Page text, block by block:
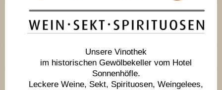
Unsere Vinothek
im historischen Gewölbekeller vom Hotel
Sonnenhöfle.
Leckere Weine, Sekt, Spirituosen, Weingelees,